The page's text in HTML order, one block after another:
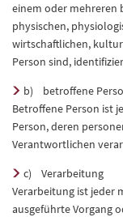
einem oder mehreren
physischen,
wirtschaftlichen,
Person sind,
b) betroffene
Betroffene Person ist
Person, deren
Verantwortlichen
c) Verarbeitung
Verarbeitung ist jeder
ausgeführte Vorgang